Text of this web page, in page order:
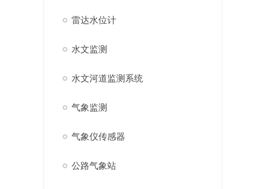
雷达水位计
水文监测
水文河道监测系统
气象监测
气象仪传感器
公路气象站